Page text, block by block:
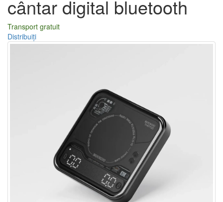
cântar digital bluetooth
Transport gratuit
Distribuiți